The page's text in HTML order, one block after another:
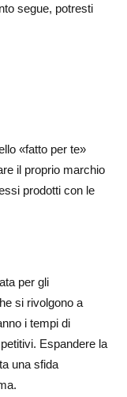
segue, potresti
«fatto per te»
il proprio marchio
prodotti con le
per gli
si rivolgono a
i tempi di
Espandere la
una sfida